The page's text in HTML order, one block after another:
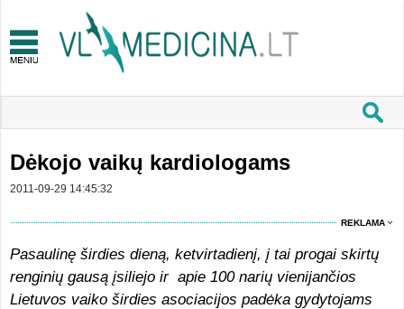
Dėkojo vaikų kardiologams
2011-09-29 14:45:32
REKLAMA
Pasaulinę širdies dieną, ketvirtadienį, į tai progai skirtų
renginių gausą įsiliejo ir apie 100 narių vienijančios
Lietuvos vaiko širdies asociacijos padėka gydytojams